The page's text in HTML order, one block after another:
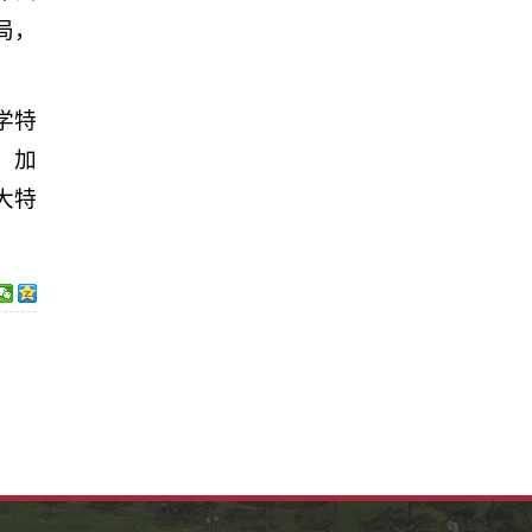
特
加
特